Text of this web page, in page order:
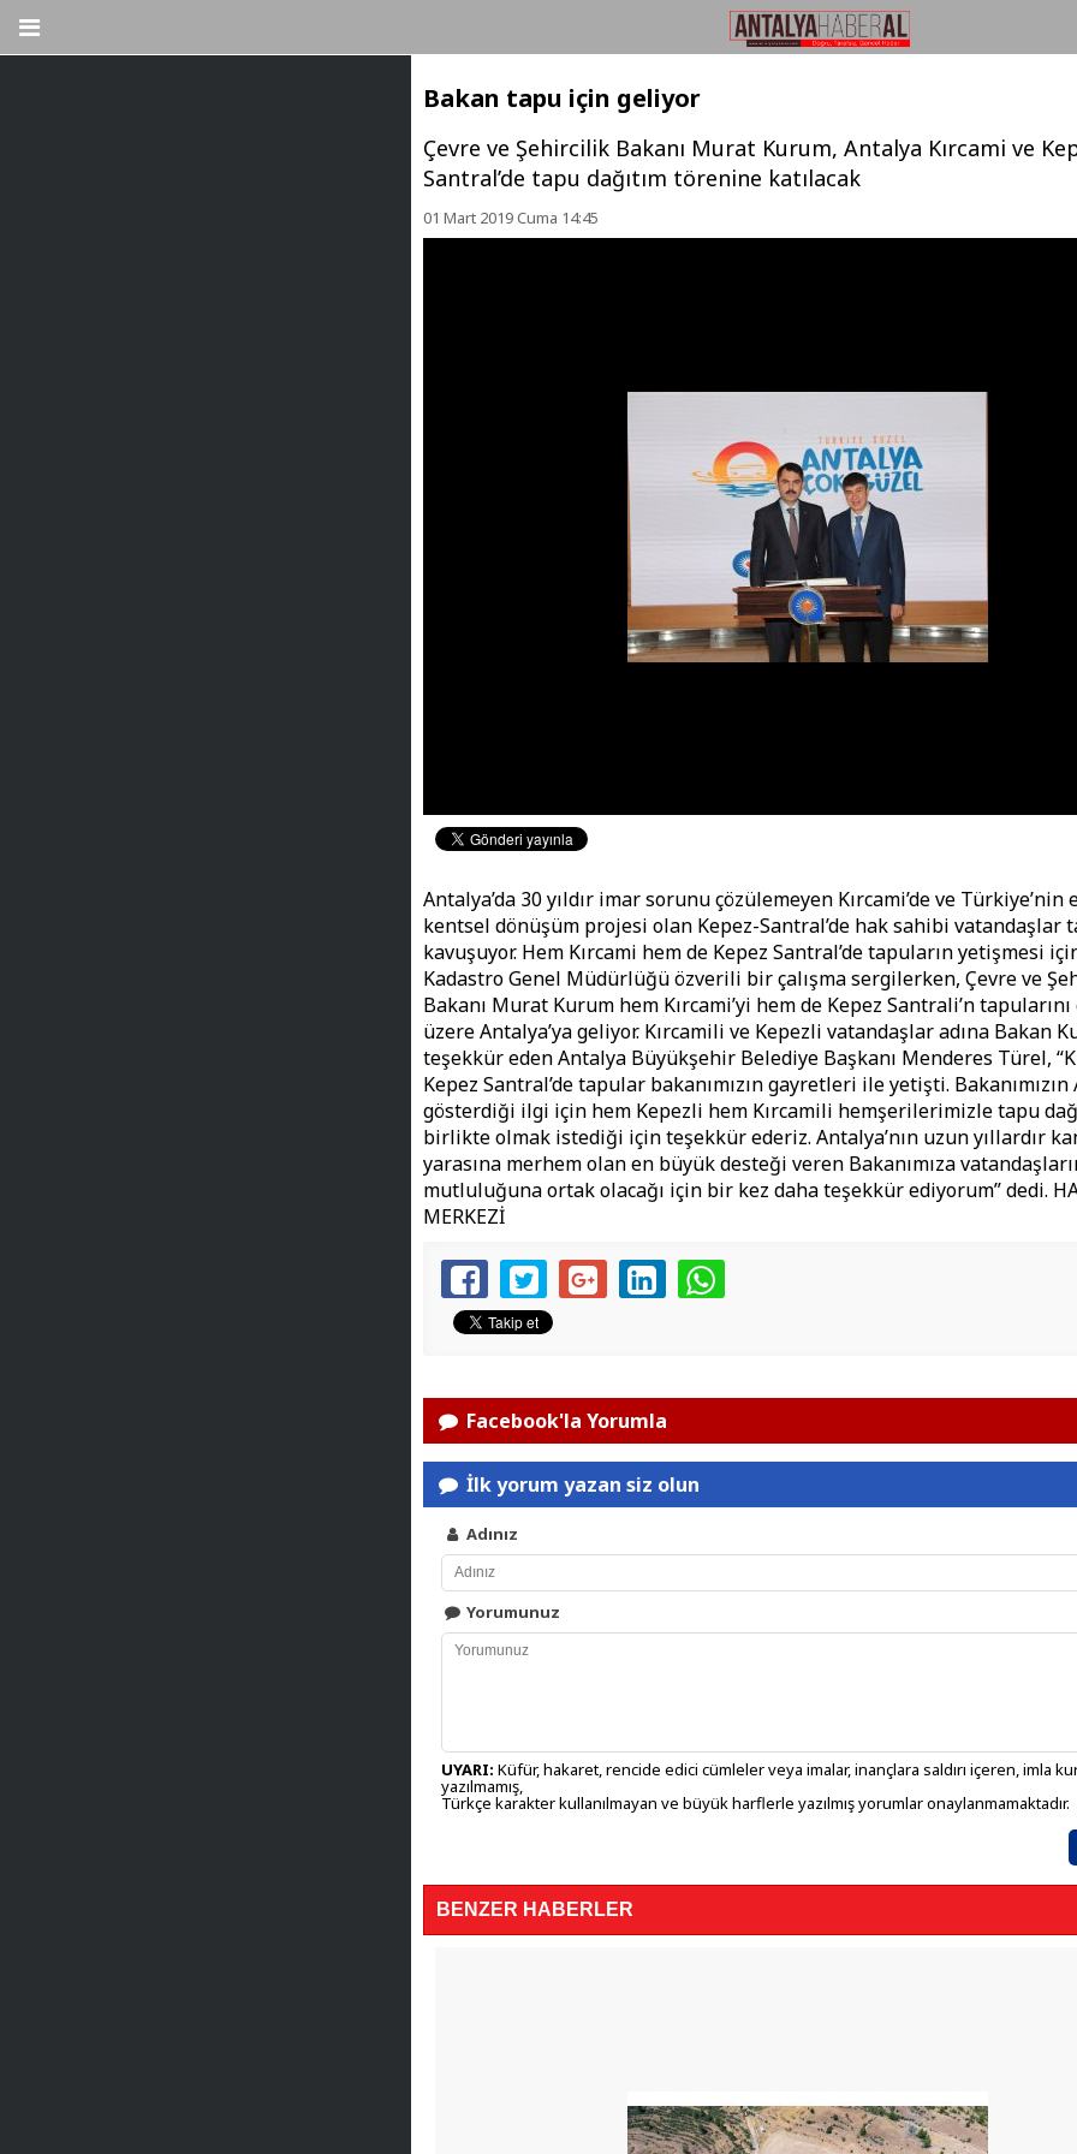
Bakan tapu için geliyor
Çevre ve Şehircilik Bakanı Murat Kurum, Antalya Kırcami ve
Santral’de tapu dağıtım törenine katılacak
01 Mart 2019 Cuma 14:45
Antalya’da 30 yıldır imar sorunu çözülemeyen Kırcami’de ve Türkiye’nin
kentsel dönüşüm projesi olan Kepez-Santral’de hak sahibi vatandaşlar
kavuşuyor. Hem Kırcami hem de Kepez Santral’de tapuların yetişmesi
Kadastro Genel Müdürlüğü özverili bir çalışma sergilerken, Çevre ve
Bakanı Murat Kurum hem Kırcami’yi hem de Kepez Santrali’n
üzere Antalya’ya geliyor. Kırcamili ve Kepezli vatandaşlar adına Bakan
teşekkür eden Antalya Büyükşehir Belediye Başkanı Menderes Türel,
Kepez Santral’de tapular bakanımızın gayretleri ile yetişti. Bakanımızın
gösterdiği ilgi için hem Kepezli hem Kırcamili hemşerilerimizle tapu
birlikte olmak istediği için teşekkür ederiz. Antalya’nın uzun yıllardır
yarasına merhem olan en büyük desteği veren Bakanımıza
mutluluğuna ortak olacağı için bir kez daha teşekkür ediyorum” dedi.
MERKEZİ
Facebook'la Yorumla
İlk yorum yazan siz olun
Adınız
Yorumunuz
UYARI: Küfür, hakaret, rencide edici cümleler veya imalar, inançlara saldırı içeren, imla
yazılmamış,
Türkçe karakter kullanılmayan ve büyük harflerle yazılmış yorumlar onaylanmamaktadır.
BENZER HABERLER